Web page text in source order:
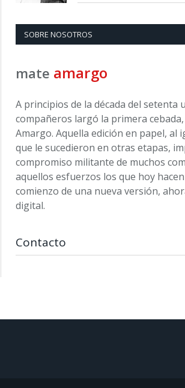
SOBRE NOSOTROS
mate amargo
A principios de la década del setenta
compañeros largó la primera
Amargo. Aquella edición en papel, al
que le sucedieron en otras etapas,
compromiso militante de muchos
aquellos esfuerzos los que hoy
comienzo de una nueva versión,
digital.
Contacto